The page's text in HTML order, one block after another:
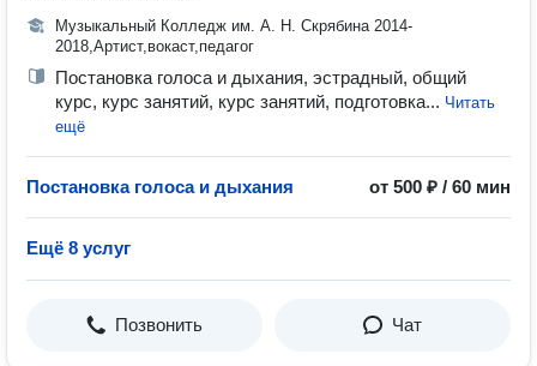
Музыкальный Колледж им. А. Н. Скрябина 2014-
2018,Артист,вокаст,педагог
Постановка голоса и дыхания, эстрадный, общий
курс, курс занятий, курс занятий, подготовка... Читать
ещё
Постановка голоса и дыхания от 500 ₽ / 60 мин
Ещё 8 услуг
Позвонить Чат